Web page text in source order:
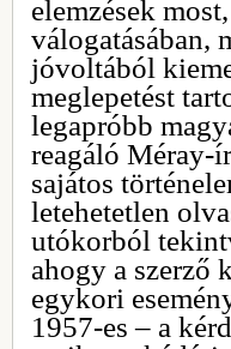
elemzések
válogatásában,
jóvoltából
meglepetést
legapróbb
reagáló Méray-
sajátos
letehetetlen
utókorból
ahogy a szerző
egykori
1957-es – a